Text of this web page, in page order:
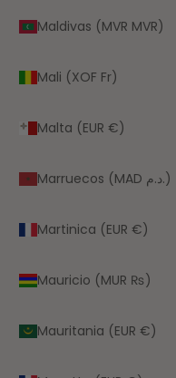
Maldivas (MVR MVR)
Mali (XOF Fr)
Malta (EUR €)
Marruecos (MAD د.م.)
Martinica (EUR €)
Mauricio (MUR ₨)
Mauritania (EUR €)